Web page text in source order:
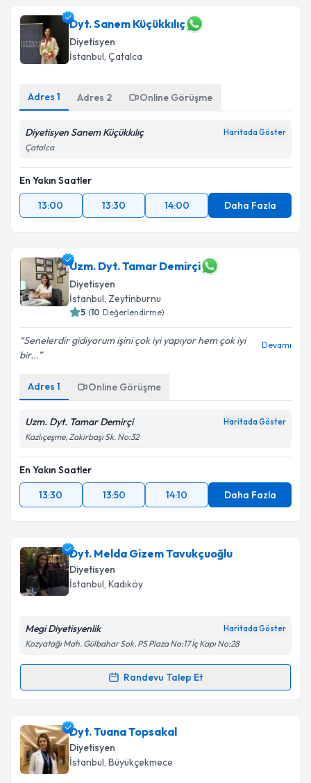
Dyt. Sanem Küçükkılıç
Diyetisyen
İstanbul, Çatalca
Adres 1 Adres 2 Online Görüşme
Diyetisyen Sanem Küçükkılıç Haritada Göster
Çatalca
En Yakın Saatler
13:00
13:30 14:00 Daha Fazla
Uzm. Dyt. Tamar Demirçi
Diyetisyen
İstanbul, Zeytinburnu
5 (10 Değerlendirme)
Senelerdir gidiyorum işini çok iyi yapıyor hem çok iyi
bir...
Devamı
Adres 1 Online Görüşme
Uzm. Dyt. Tamar Demirçi Haritada Göster
Kazlıçeşme, Zakirbaşı Sk. No:32
En Yakın Saatler
13:30
13:50 14:10 Daha Fazla
Dyt. Melda Gizem Tavukçuoğlu
Diyetisyen
İstanbul, Kadıköy
Megi Diyetisyenlik Haritada Göster
Kozyatağı Mah. Gülbahar Sok. PS Plaza No:17 İç Kapı No:28
Randevu Talep Et
Randevu Takvimi Talebi
Dyt. Melda Gizem Tavukçuoğlu
talebi oluşturun. Size bu uzmandan randevu almanız
için bir takvim hazırlandığında e-posta ile
bilgilendireceğiz.
Dyt. Tuana Topsakal
Diyetisyen
İstanbul, Büyükçekmece